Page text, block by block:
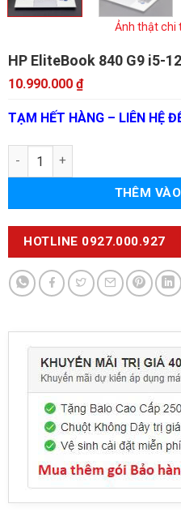
Ảnh thật chi
HP EliteBook 840 G9 i5-
10.990.000 ₫
TẠM HẾT HÀNG – LIÊN HỆ
HP EliteBook 840 G9 số lượng
THÊM
HOTLINE 0927.000.927